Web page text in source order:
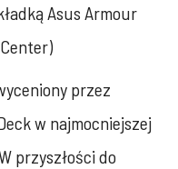
Asus Armour
przez
w najmocniejszej
przyszłości do